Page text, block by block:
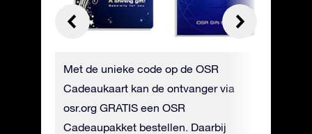
Met de unieke code op de OSR
Cadeaukaart kan de ontvanger via
osr.org GRATIS een OSR
Cadeaupakket bestellen. Daarbij